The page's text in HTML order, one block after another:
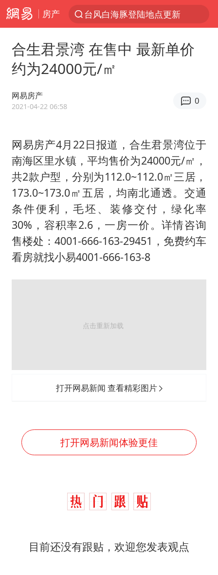
房产
台风白海豚登陆地点更新
台风白海豚进入48小时警戒线
佛得角门将亮相智利俱乐部主场
陈熠叫医疗暂停被驳回 带伤遭逆转
多地要求领导干部带头休假
U17国足1分钟轰2球
今年已有4位周星驰电影配角去世
27岁女子成组织卖淫集团主犯被通缉
“China Cool”成海外热词
房主任回应争议
合生君景湾 在售中 最新单价
约为24000元/㎡
网易房产
2021-04-22 06:58
0
网易房产4月22日报道，合生君景湾位于
南海区里水镇，平均售价为24000元/㎡，
共2款户型，分别为112.0~112.0㎡三居，
173.0~173.0㎡五居，均南北通透。交通
条件便利，毛坯、装修交付，绿化率
30%，容积率2.6，一房一价。详情咨询
售楼处：4001-666-163-29451，免费约车
看房就找小易4001-666-163-8
打开网易新闻 查看精彩图片
打开网易新闻体验更佳
目前还没有跟贴，欢迎您发表观点